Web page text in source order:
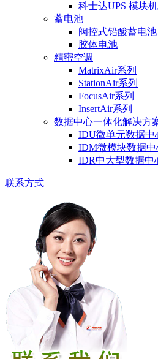
科士达UPS 模块机
蓄电池
阀控式铅酸蓄电池
胶体电池
精密空调
MatrixAir系列
StationAir系列
FocusAir系列
InsertAir系列
数据中心一体化解决方
IDU微单元数据中
IDM微模块数据
IDR中大型数据中
联系方式